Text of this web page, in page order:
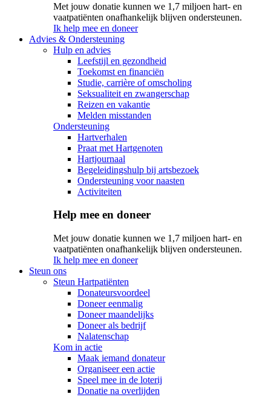
Met jouw donatie kunnen we 1,7 miljoen hart- en
vaatpatiënten onafhankelijk blijven ondersteunen.
Ik help mee en doneer
Advies & Ondersteuning
Hulp en advies
Leefstijl en gezondheid
Toekomst en financiën
Studie, carrière of omscholing
Seksualiteit en zwangerschap
Reizen en vakantie
Melden misstanden
Ondersteuning
Hartverhalen
Praat met Hartgenoten
Hartjournaal
Begeleidingshulp bij artsbezoek
Ondersteuning voor naasten
Activiteiten
Help mee en doneer
Met jouw donatie kunnen we 1,7 miljoen hart- en
vaatpatiënten onafhankelijk blijven ondersteunen.
Ik help mee en doneer
Steun ons
Steun Hartpatiënten
Donateursvoordeel
Doneer eenmalig
Doneer maandelijks
Doneer als bedrijf
Nalatenschap
Kom in actie
Maak iemand donateur
Organiseer een actie
Speel mee in de loterij
Donatie na overlijden